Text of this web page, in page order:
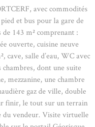
avec commodités
et bus pour la gare de
143 m² comprenant :
ouverte, cuisine neuve
cave, salle d’eau, WC avec
chambres, dont une suite
mezzanine, une chambre
gaz de ville, double
finir, le tout sur un terrain
du vendeur. Visite virtuelle